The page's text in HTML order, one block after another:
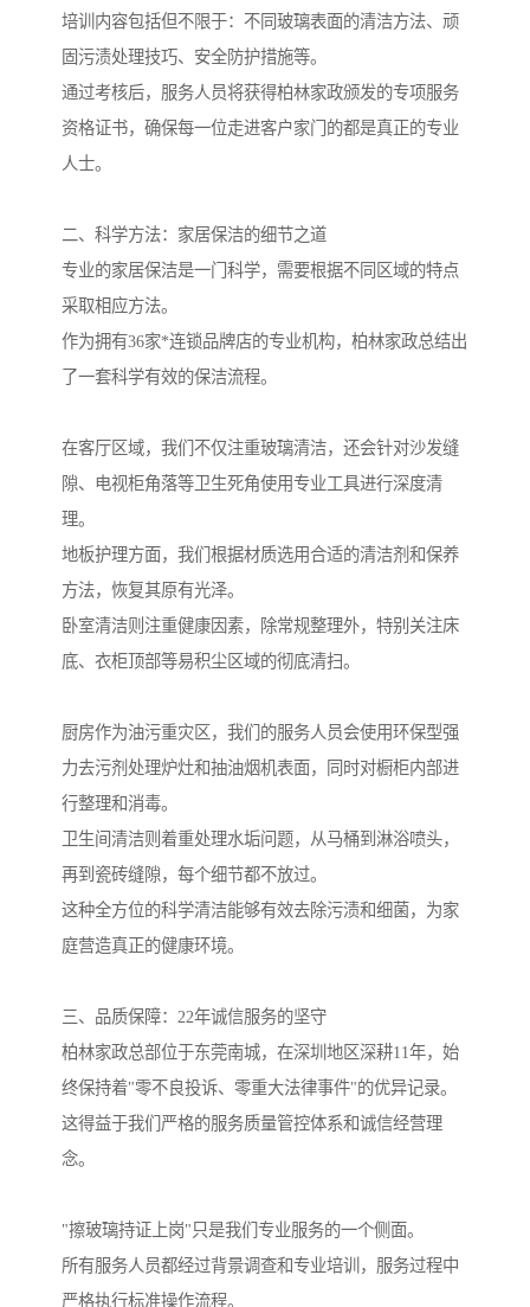
培训内容包括但不限于：不同玻璃表面的清洁方法、顽
固污渍处理技巧、安全防护措施等。
通过考核后，服务人员将获得柏林家政颁发的专项服务
资格证书，确保每一位走进客户家门的都是真正的专业
人士。
二、科学方法：家居保洁的细节之道
专业的家居保洁是一门科学，需要根据不同区域的特点
采取相应方法。
作为拥有36家*连锁品牌店的专业机构，柏林家政总结出
了一套科学有效的保洁流程。
在客厅区域，我们不仅注重玻璃清洁，还会针对沙发缝
隙、电视柜角落等卫生死角使用专业工具进行深度清
理。
地板护理方面，我们根据材质选用合适的清洁剂和保养
方法，恢复其原有光泽。
卧室清洁则注重健康因素，除常规整理外，特别关注床
底、衣柜顶部等易积尘区域的彻底清扫。
厨房作为油污重灾区，我们的服务人员会使用环保型强
力去污剂处理炉灶和抽油烟机表面，同时对橱柜内部进
行整理和消毒。
卫生间清洁则着重处理水垢问题，从马桶到淋浴喷头，
再到瓷砖缝隙，每个细节都不放过。
这种全方位的科学清洁能够有效去除污渍和细菌，为家
庭营造真正的健康环境。
三、品质保障：22年诚信服务的坚守
柏林家政总部位于东莞南城，在深圳地区深耕11年，始
终保持着"零不良投诉、零重大法律事件"的优异记录。
这得益于我们严格的服务质量管控体系和诚信经营理
念。
"擦玻璃持证上岗"只是我们专业服务的一个侧面。
所有服务人员都经过背景调查和专业培训，服务过程中
严格执行标准操作流程。